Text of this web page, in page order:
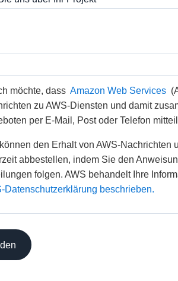
möchte, dass Amazon Web Services
zu AWS-Diensten und damit
per E-Mail, Post oder Telefon
abbestellen, indem Sie den
Datenschutzerklärung beschrieben.